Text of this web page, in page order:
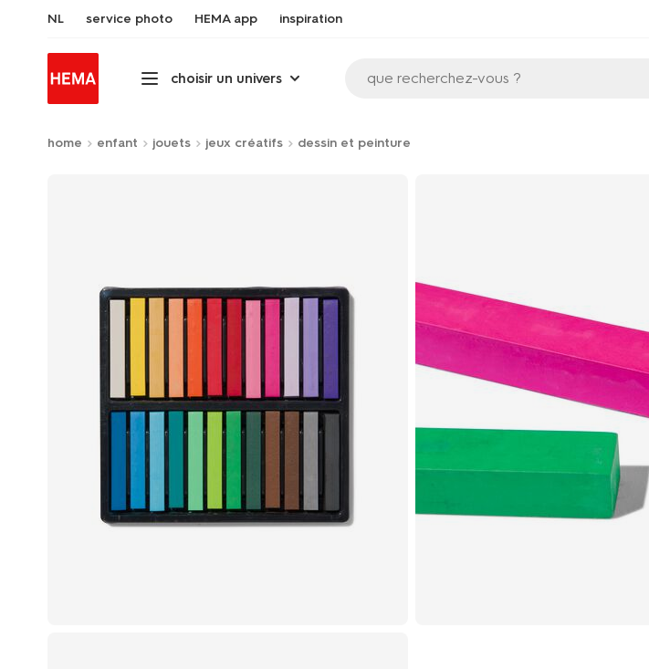
NL service photo HEMA app inspiration
choisir un univers que recherchez-vous ?
home enfant jouets jeux créatifs dessin et peinture